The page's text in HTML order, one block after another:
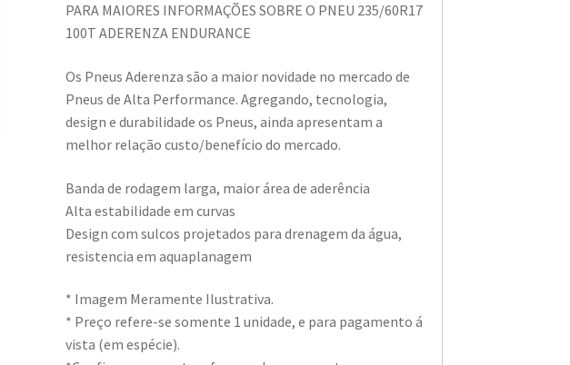
PARA MAIORES INFORMAÇÕES SOBRE O PNEU 235/60R17
100T ADERENZA ENDURANCE
Os Pneus Aderenza são a maior novidade no mercado de
Pneus de Alta Performance. Agregando, tecnologia,
design e durabilidade os Pneus, ainda apresentam a
melhor relação custo/benefício do mercado.
Banda de rodagem larga, maior área de aderência
Alta estabilidade em curvas
Design com sulcos projetados para drenagem da água,
resistencia em aquaplanagem
* Imagem Meramente Ilustrativa.
* Preço refere-se somente 1 unidade, e para pagamento á
vista (em espécie).